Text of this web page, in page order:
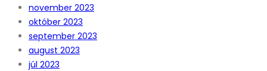
november 2023
október 2023
september 2023
august 2023
júl 2023